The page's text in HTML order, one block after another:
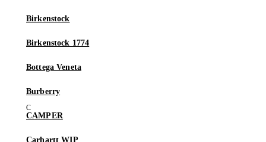
Birkenstock
Birkenstock 1774
Bottega Veneta
Burberry
CAMPER
Carhartt WIP